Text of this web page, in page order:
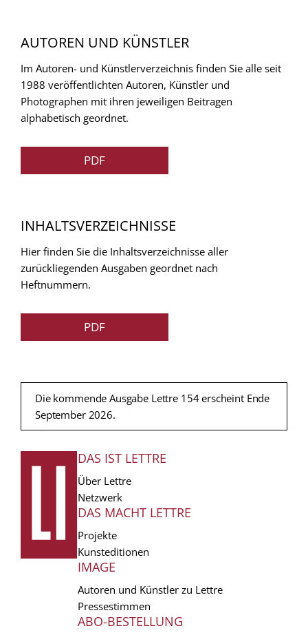
AUTOREN UND KÜNSTLER
Im Autoren- und Künstlerverzeichnis finden Sie alle seit
1988 veröffentlichten Autoren, Künstler und
Photographen mit ihren jeweiligen Beitragen
alphabetisch geordnet.
PDF
INHALTSVERZEICHNISSE
Hier finden Sie die Inhaltsverzeichnisse aller
zurückliegenden Ausgaben geordnet nach
Heftnummern.
PDF
Die kommende Ausgabe Lettre 154 erscheint Ende
September 2026.
FUSSZEILE
DAS IST LETTRE
Über Lettre
Netzwerk
DAS MACHT LETTRE
Projekte
Kunsteditionen
IMAGE
Autoren und Künstler zu Lettre
Pressestimmen
ABO-BESTELLUNG